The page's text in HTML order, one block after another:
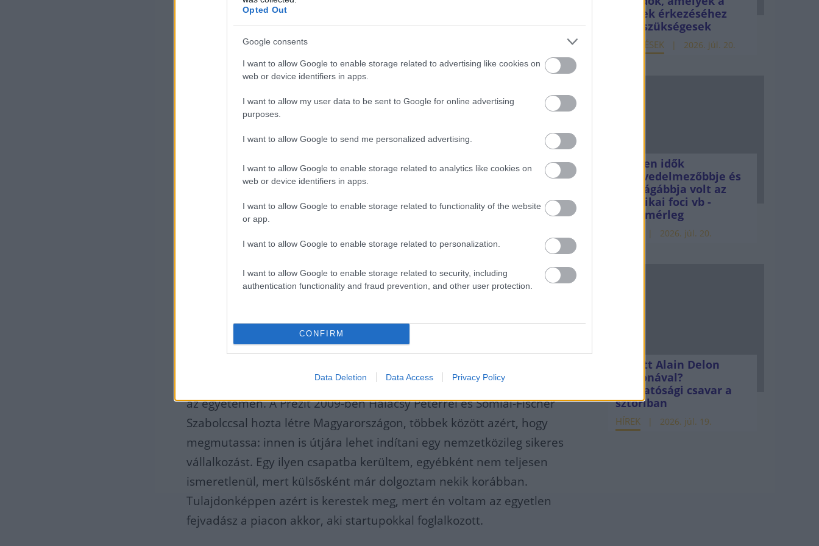
Opted Out
Google consents
I want to allow Google to enable storage related to advertising like cookies on
web or device identifiers in apps.
I want to allow my user data to be sent to Google for online advertising
purposes.
I want to allow Google to send me personalized advertising.
I want to allow Google to enable storage related to analytics like cookies on
web or device identifiers in apps.
I want to allow Google to enable storage related to functionality of the website
or app.
I want to allow Google to enable storage related to personalization.
I want to allow Google to enable storage related to security, including
authentication functionality and fraud prevention, and other user protection.
CONFIRM
Data Deletion Data Access Privacy Policy
fejvadásza. Akkoriban mindenki furán nézett rám
emiatt, mert nem is tudták, miről van szó, és úgy
gondolták, nincs ebben elég pénz.
Eközben a ProfiPower összeolvadt a Randstad Hungary toborzó céggel,
Mit tanult a Prezitől?
Elsősorban gondolkodásmódot. A Prezi új lendületet
termékét, hanem az általa meghonosított
gondolkodásmódot tekinthetjük a legnagyobb
vívmányának.
Árvai Péter, a ma már világhírű vállalkozás társalapító-vezérigazgatója
például a Spotify online zenei szolgáltató alapítójával járt egy osztályba
az egyetemen. A Prezit 2009-ben Halácsy Péterrel és Somlai-Fischer
Szabolccsal hozta létre Magyarországon, többek között azért, hogy
megmutassa: innen is útjára lehet indítani egy nemzetközileg sikeres
vállalkozást. Egy ilyen csapatba kerültem, egyébként nem teljesen
ismeretlenül, mert külsősként már dolgoztam nekik korábban.
Tulajdonképpen azért is kerestek meg, mert én voltam az egyetlen
fejvadász a piacon akkor, aki startupokkal foglalkozott.
pénzek érkezéséhez
még szükségesek
ELEMZÉSEK 2026. júl. 20.
Minden idők
legjövedelmezőbbje és
legdrágábbja volt az
amerikai foci vb -
gyorsmérleg
2026. júl. 20.
Mi lett Alain Delon
vagyonával?
Adóhatósági csavar a
sztoriban
HÍREK 2026. júl. 19.